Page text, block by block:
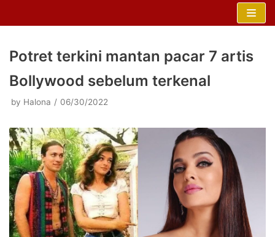
Potret terkini mantan pacar 7 artis
Bollywood sebelum terkenal
by Halona 06/30/2022